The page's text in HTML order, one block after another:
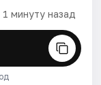
минуту назад